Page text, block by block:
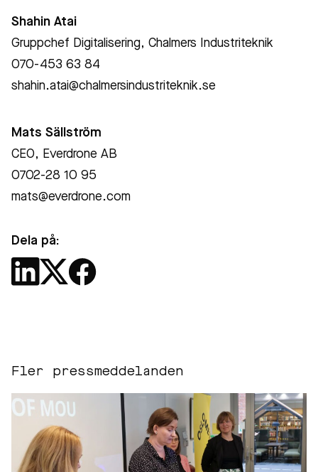
Shahin Atai
Gruppchef Digitalisering, Chalmers Industriteknik
070-453 63 84
shahin.atai@chalmersindustriteknik.se
Mats Sällström
CEO, Everdrone AB
0702-28 10 95
mats@everdrone.com
Dela på:
Fler pressmeddelanden